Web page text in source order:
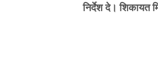
निर्देश दे। शिकायत